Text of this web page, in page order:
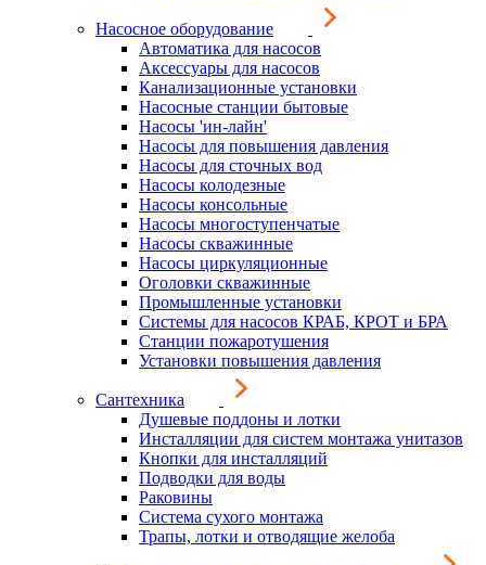
Насосное оборудование
Автоматика для насосов
Аксессуары для насосов
Канализационные установки
Насосные станции бытовые
Насосы 'ин-лайн'
Насосы для повышения давления
Насосы для сточных вод
Насосы колодезные
Насосы консольные
Насосы многоступенчатые
Насосы скважинные
Насосы циркуляционные
Оголовки скважинные
Промышленные установки
Системы для насосов КРАБ, КРОТ и БРА
Станции пожаротушения
Установки повышения давления
Сантехника
Душевые поддоны и лотки
Инсталляции для систем монтажа унитазов
Кнопки для инсталляций
Подводки для воды
Раковины
Система сухого монтажа
Трапы, лотки и отводящие желоба